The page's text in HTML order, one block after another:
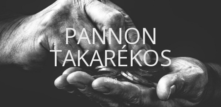
PANNON
TAKARÉKOS
blog